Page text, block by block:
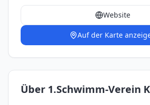
Website
Auf der Karte
Über 1.Schwimm-Verein